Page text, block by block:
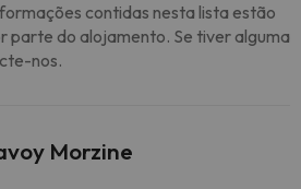
contidas nesta lista estão
parte do alojamento. Se tiver alguma
nos.
Morzine